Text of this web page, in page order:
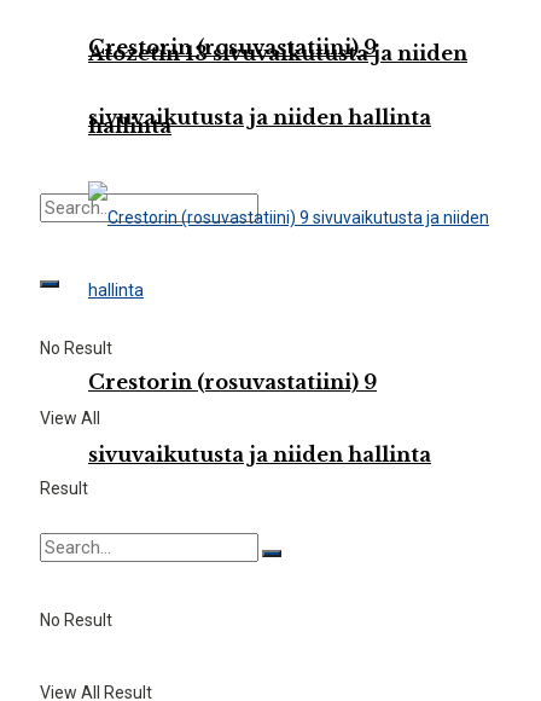
Crestorin (rosuvastatiini) 9
sivuvaikutusta ja niiden hallinta
No Result
View All
Result
Atozetin 13 sivuvaikutusta ja niiden
hallinta
Crestorin (rosuvastatiini) 9
sivuvaikutusta ja niiden hallinta
No Result
View All Result